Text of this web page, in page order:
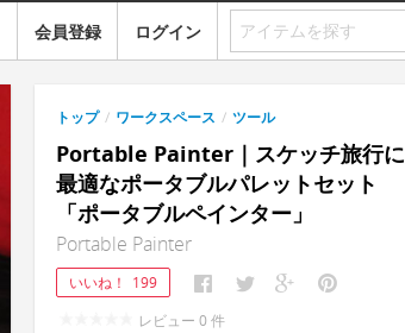
会員登録 ログイン
トップ / ワークスペース / ツール
Portable Painter｜スケッチ旅行に
最適なポータブルパレットセット
「ポータブルペインター」
Portable Painter
いいね！
199
レビュー 0 件